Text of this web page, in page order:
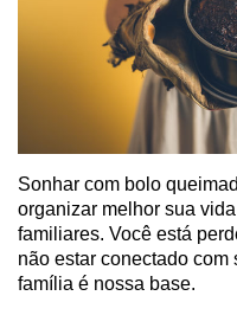
Sonhar com bolo
organizar melhor sua
familiares. Você está
não estar conectado com
família é nossa base.